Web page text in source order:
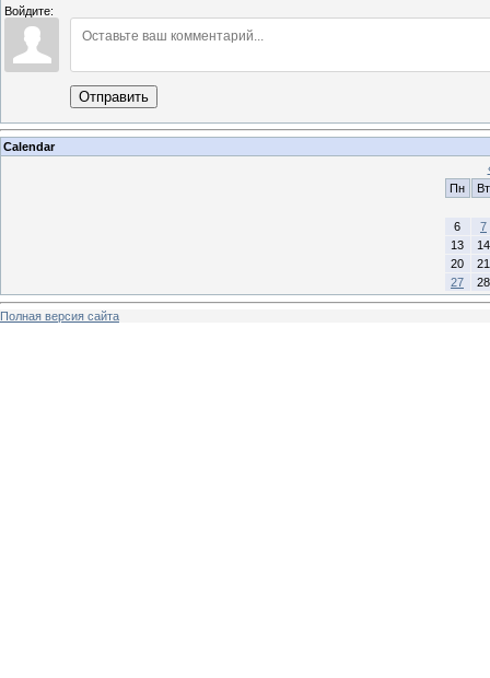
Войдите:
Отправить
Calendar
Пн
Вт
6
7
13
14
20
21
27
28
Полная версия сайта